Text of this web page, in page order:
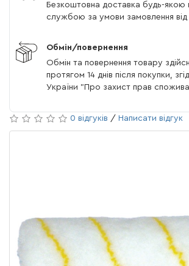
Безкоштовна доставка будь-
службою за умови замовлення від
Обмін/повернення
Обмін та повернення товару
протягом 14 днів після покупки,
України "Про захист прав
0 відгуків / Написати відгук